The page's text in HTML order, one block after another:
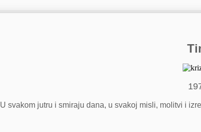
U svakom jutru i smiraju dana, u svakoj misli, molitvi i